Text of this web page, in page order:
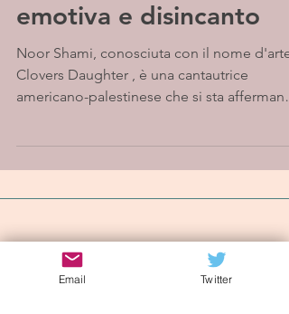
emotiva e disincanto
Noor Shami, conosciuta con il nome d'arte
Clovers Daughter , è una cantautrice
americano-palestinese che si sta
Iscriviti alla mailing list
Email Twitter